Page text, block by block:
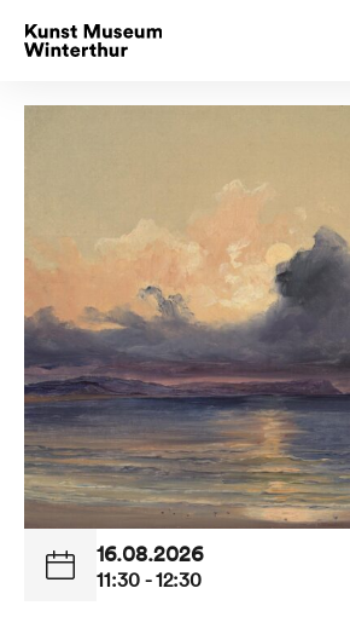
16.08.2026
11:30 - 12:30